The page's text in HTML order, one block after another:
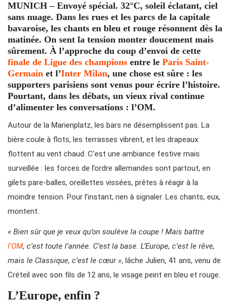
MUNICH – Envoyé spécial. 32°C, soleil éclatant, ciel
sans nuage. Dans les rues et les parcs de la capitale
bavaroise, les chants en bleu et rouge résonnent dès la
matinée. On sent la tension monter doucement mais
sûrement. À l’approche du coup d’envoi de cette
finale de Ligue des champions entre le Paris Saint-
Germain et l’Inter Milan, une chose est sûre : les
supporters parisiens sont venus pour écrire l’histoire.
Pourtant, dans les débats, un vieux rival continue
d’alimenter les conversations : l’OM.
Autour de la Marienplatz, les bars ne désemplissent pas. La
bière coule à flots, les terrasses vibrent, et les drapeaux
flottent au vent chaud. C’est une ambiance festive mais
surveillée : les forces de l’ordre allemandes sont partout, en
gilets pare-balles, oreillettes vissées, prêtes à réagir à la
moindre tension. Pour l’instant, rien à signaler. Les chants, eux,
montent.
« Bien sûr que je veux qu’on soulève la coupe ! Mais battre
l’OM, c’est toute l’année. C’est la base. L’Europe, c’est le rêve,
mais le Classique, c’est le cœur », lâche Julien, 41 ans, venu de
Créteil avec son fils de 12 ans, le visage peint en bleu et rouge.
L’Europe, enfin ?